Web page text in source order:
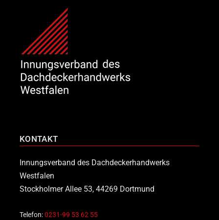
KONTAKT
Innungsverband des Dachdeckerhandwerks
Westfalen
Stockholmer Allee 53, 44269 Dortmund
Telefon:0231-99 53 62 55